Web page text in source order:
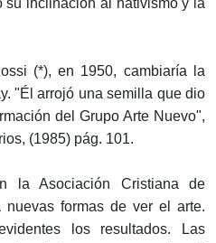
su inclinación al nativismo y la
(*), en 1950, cambiaría la
"Él arrojó una semilla que dio
del Grupo Arte Nuevo",
(1985) pág. 101.
la Asociación Cristiana de
nuevas formas de ver el arte.
los resultados. Las